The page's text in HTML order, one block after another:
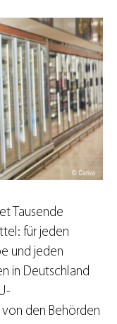
Tausende
für jeden
und jeden
in Deutschland
den Behörden